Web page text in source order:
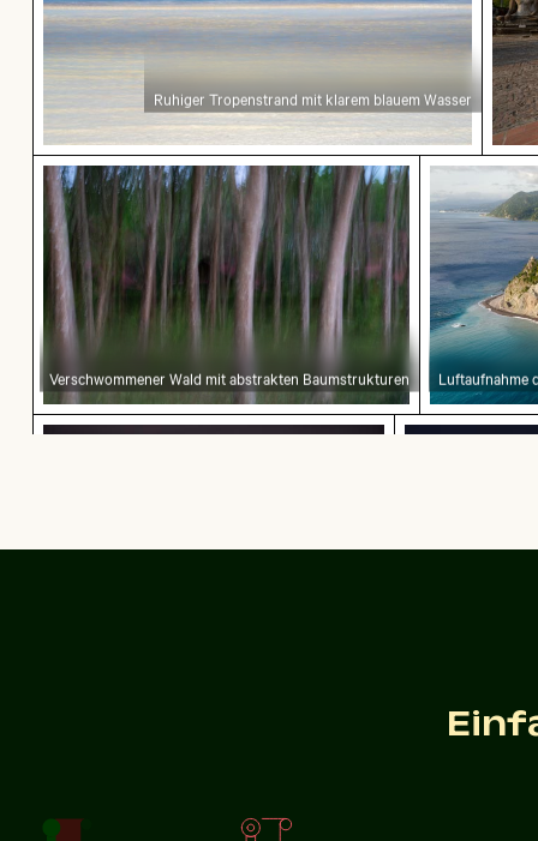
Ruhiger Tropenstrand mit klarem blauem Wasser
Verschwommener Wald mit abstrakten
Verschwommener Wald mit abstrakten Baumstrukturen Luftaufnahme
Sonnenuntergang über ruhigem Ozeanhorizont
Bunter